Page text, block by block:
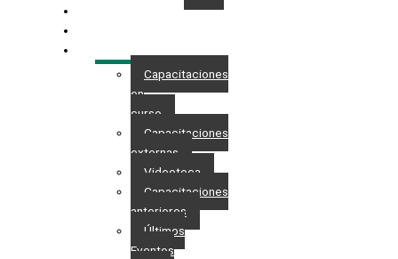
Capacitaciones
en
curso
Capacitaciones
externas
Videoteca
Capacitaciones
anteriores
Últimos
Eventos